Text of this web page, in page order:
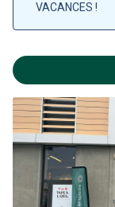
VACANCES !